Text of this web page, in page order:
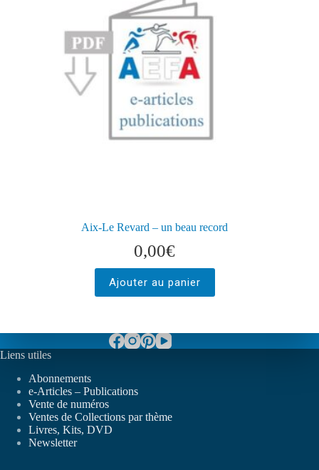
Aix-Le Revard – un beau record
0,00€
Ajouter au panier
Liens utiles
Abonnements
e-Articles – Publications
Vente de numéros
Ventes de Collections par thème
Livres, Kits, DVD
Newsletter